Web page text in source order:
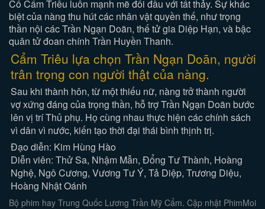
Cố Cẩm Triêu luôn mạnh mẽ đối đầu với tất thảy. Sự khác
biệt của nàng thu hút các nhân vật quyền thế, như trọng
thần nội các Trần Ngạn Doãn, thế tử gia Diệp Hạn, và bậc
quân tử đoan chính Trần Huyền Thanh.
Cẩm Triêu lựa chọn Trần Ngạn Doãn, người
trân trọng con người thật của nàng.
Sau khi thành hôn, từ một thiếu nữ, nàng trở thành người
vợ xứng đáng của trọng thần, hỗ trợ Trần Ngạn Doãn bước
lên vị trí Thủ phụ. Họ cùng nhau thực hiện các chính sách
vì dân vì nước, kiến tạo thời đại thái bình thịnh trị.
Đạo diễn: Kim Hùng Hào
Diễn viên: Thử Sa, Nhậm Mẫn, Đổng Tư Thành, Hoàng
Nghệ, Ngô Cương, Vương Tư Ý, Tả Diệp, Trương Diệu,
Hoàng Nhật Oánh
Bộ phim hay Trung Quốc Lương Trần Mỹ Cẩm. Cập nhật PhimMoi